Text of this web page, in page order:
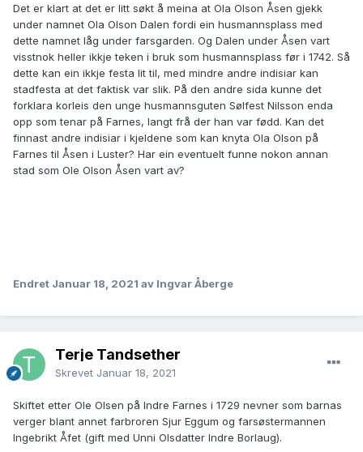
Det er klart at det er litt søkt å meina at Ola Olson Åsen gjekk
under namnet Ola Olson Dalen fordi ein husmannsplass med
dette namnet låg under farsgarden. Og Dalen under Åsen vart
visstnok heller ikkje teken i bruk som husmannsplass før i 1742. Så
dette kan ein ikkje festa lit til, med mindre andre indisiar kan
stadfesta at det faktisk var slik. På den andre sida kunne det
forklara korleis den unge husmannsguten Sølfest Nilsson enda
opp som tenar på Farnes, langt frå der han var fødd. Kan det
finnast andre indisiar i kjeldene som kan knyta Ola Olson på
Farnes til Åsen i Luster? Har ein eventuelt funne nokon annan
stad som Ole Olson Åsen vart av?
Endret Januar 18, 2021 av Ingvar Åberge
Terje Tandsether
Skrevet Januar 18, 2021
Skiftet etter Ole Olsen på Indre Farnes i 1729 nevner som barnas
verger blant annet farbroren Sjur Eggum og farsøstermannen
Ingebrikt Åfet (gift med Unni Olsdatter Indre Borlaug).